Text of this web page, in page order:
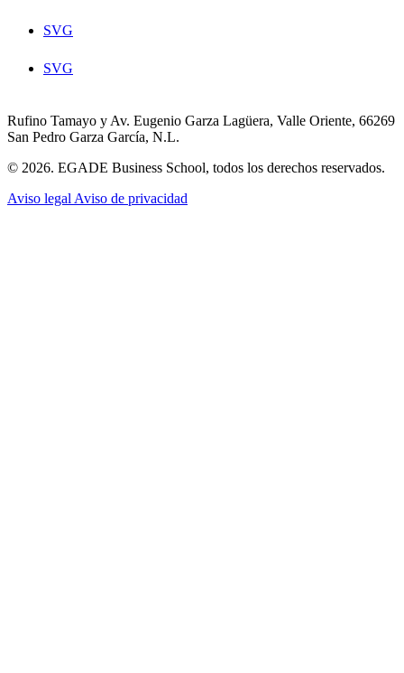
SVG
SVG
Rufino Tamayo y Av. Eugenio Garza Lagüera, Valle Oriente, 66269
San Pedro Garza García, N.L.
© 2026. EGADE Business School, todos los derechos reservados.
Aviso legal Aviso de privacidad